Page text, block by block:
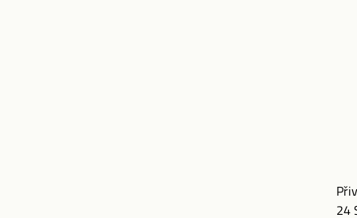
24